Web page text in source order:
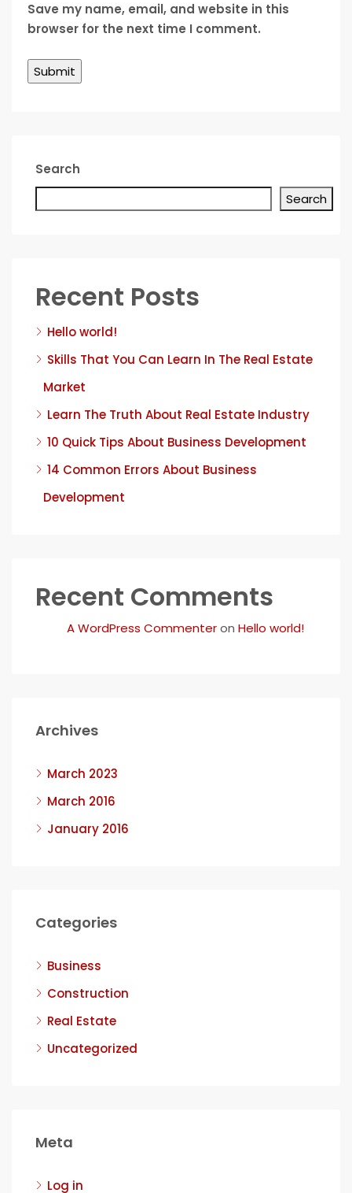
Save my name, email, and website in this
browser for the next time I comment.
Search
Search
Recent Posts
Hello world!
Skills That You Can Learn In The Real Estate
Market
Learn The Truth About Real Estate Industry
10 Quick Tips About Business Development
14 Common Errors About Business
Development
Recent Comments
A WordPress Commenteron Hello world!
Archives
March 2023
March 2016
January 2016
Categories
Business
Construction
Real Estate
Uncategorized
Meta
Log in